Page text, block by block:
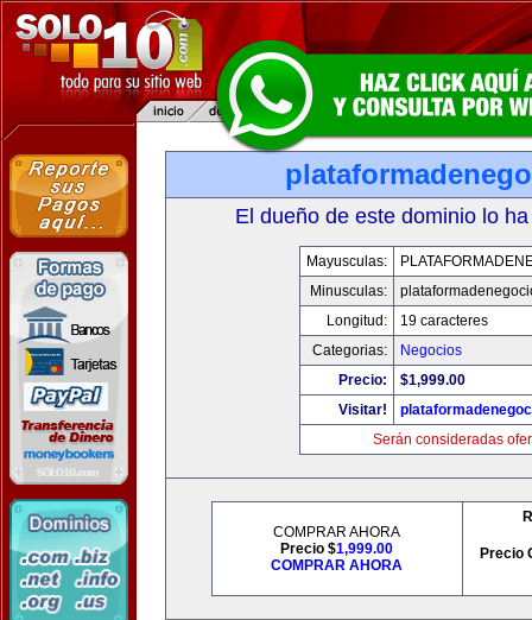
El dueño de este dominio lo
Mayusculas:
Minusculas:
Longitud:
19 caracteres
Categorias:
Negocios
Precio:
$1,999.00
Visitar!
Serán consideradas
COMPRAR AHORA
Precio $1,999.00
COMPRAR AHORA
Precio